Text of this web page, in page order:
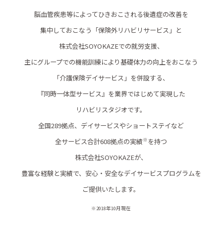
脳血管疾患等によってひきおこされる後遺症の改善を
集中しておこなう「保険外リハビリサービス」と
株式会社SOYOKAZEでの就労支援、
主にグループでの機能訓練により基礎体力の向上をおこなう
「介護保険デイサービス」を併設する、
『同時一体型サービス』を業界ではじめて実現した
リハビリスタジオです。
全国289拠点、デイサービスやショートステイなど
全サービス合計608拠点の実績※を持つ
株式会社SOYOKAZEが、
豊富な経験と実績で、安心・安全なデイサービスプログラムを
ご提供いたします。
※2018年10月現在